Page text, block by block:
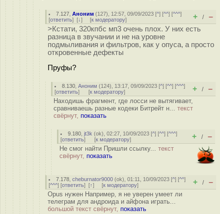
7.127 ,Аноним (127), 12:57, 09/09/2023 [^] [^^] [^^^]
[ответить] [↓] [к модератору] + / –
>Кстати, 320кпбс мп3 очень плох. У них есть
разница в звучании и не на уровне
подмыливания и фильтров, как у опуса, а просто
откровенные дефекты
Пруфы?
8.130 ,Аноним (124), 13:17, 09/09/2023 [^] [^^] [^^^]
[ответить] [к модератору] + / –
Находишь фрагмент, где лосси не вытягивает,
сравниваешь разные кодеки Битрейт н... текст
свёрнут, показать
9.180 ,jt3k (ok), 02:27, 10/09/2023 [^] [^^] [^^^]
[ответить] [к модератору] + / –
Не смог найти Пришли ссылку... текст
свёрнут, показать
7.178 ,cheburnator9000 (ok), 01:11, 10/09/2023 [^] [^^]
[^^^] [ответить] [↑] [к модератору] + / –
Opus нужен Например, я не уверен умеет ли
телеграм для андроида и айфона играть...
большой текст свёрнут, показать